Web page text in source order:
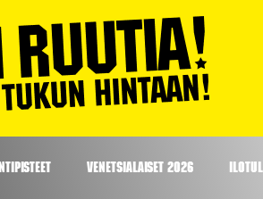
VENETSIALAISET 2026